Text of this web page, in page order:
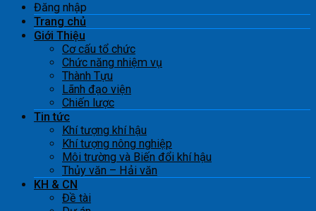
Đăng nhập
Trang chủ
Giới Thiệu
Cơ cấu tổ chức
Chức năng nhiệm vụ
Thành Tựu
Lãnh đạo viện
Chiến lược
Tin tức
Khí tượng khí hậu
Khí tượng nông nghiệp
Môi trường và Biến đổi khí hậu
Thủy văn – Hải văn
KH & CN
Đề tài